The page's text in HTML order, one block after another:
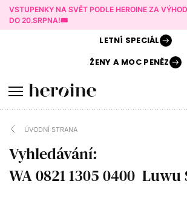
VSTUPENKY NA SVĚT PODLE HEROINE ZA
DO 20.SRPNA!🎟️
LETNÍ SPECIÁL
ŽENY AMOC PENĚZ
ÚVODNÍ STRANA
Vyhledávání: